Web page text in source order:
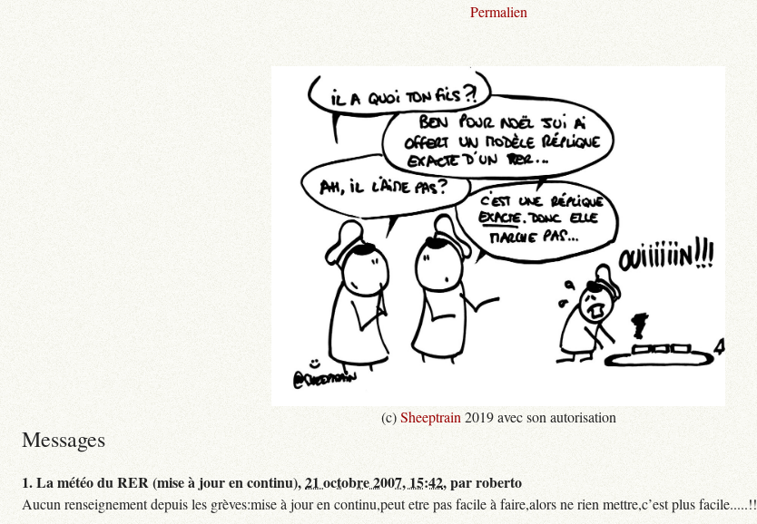
Permalien
(c)Sheeptrain 2019 avec son autorisation
Messages
1.La météo du RER (mise à jour en continu),21 octobre 2007, 15:42,parroberto
Aucun renseignement depuis les grèves:mise à jour en continu,peut etre pas facile à faire,alors ne rien mettre,c’est plus facile.....!!